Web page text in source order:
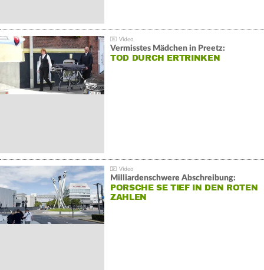
Vermisstes Mädchen in Preetz:
TOD DURCH ERTRINKEN
Milliardenschwere Abschreibung:
PORSCHE SE TIEF IN DEN ROTEN
ZAHLEN